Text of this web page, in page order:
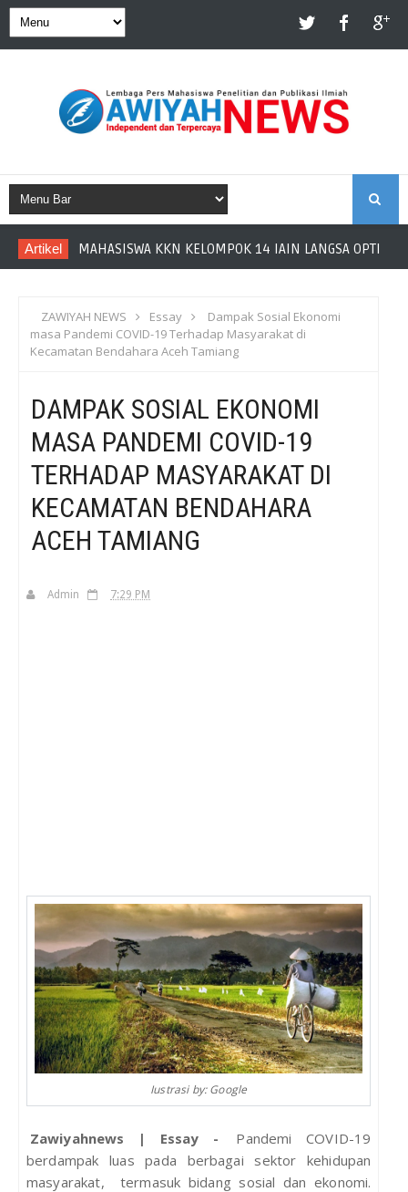
Artikel MAHASISWA KKN KELOMPOK 14 IAIN LANGSA
ZAWIYAH NEWS Essay
Dampak Sosial Ekonomi
masa Pandemi COVID-19 Terhadap Masyarakat di
Kecamatan Bendahara Aceh Tamiang
DAMPAK SOSIAL EKONOMI
MASA PANDEMI COVID-19
TERHADAP MASYARAKAT DI
KECAMATAN BENDAHARA
ACEH TAMIANG
Admin 7:29 PM
Iustrasi by: Google
Zawiyahnews | Essay -
Pandemi COVID-19
berdampak luas pada berbagai sektor kehidupan
masyarakat, termasuk bidang sosial dan ekonomi.